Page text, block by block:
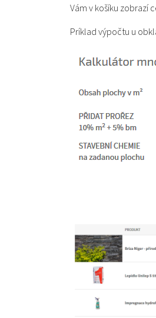
Vám v košíku zobrazí
Príklad výpočtu u